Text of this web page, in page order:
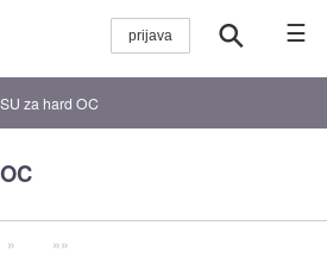
☰
za hard OC
» »»